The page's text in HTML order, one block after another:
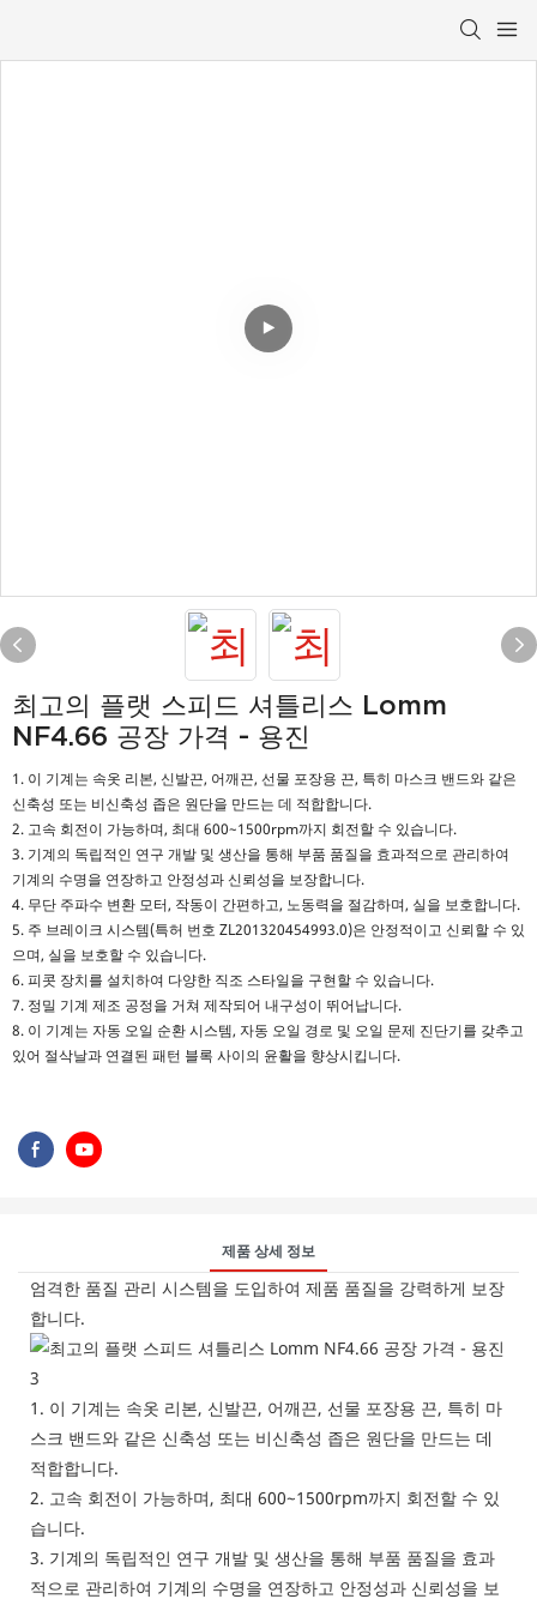
최고의 플랫 스피드 셔틀리스 Lomm
NF4.66 공장 가격 - 용진
1. 이 기계는 속옷 리본, 신발끈, 어깨끈, 선물 포장용 끈, 특히 마스크 밴드와 같은
신축성 또는 비신축성 좁은 원단을 만드는 데 적합합니다.
2. 고속 회전이 가능하며, 최대 600~1500rpm까지 회전할 수 있습니다.
3. 기계의 독립적인 연구 개발 및 생산을 통해 부품 품질을 효과적으로 관리하여
기계의 수명을 연장하고 안정성과 신뢰성을 보장합니다.
4. 무단 주파수 변환 모터, 작동이 간편하고, 노동력을 절감하며, 실을 보호합니다.
5. 주 브레이크 시스템(특허 번호 ZL201320454993.0)은 안정적이고 신뢰할 수 있
으며, 실을 보호할 수 있습니다.
6. 피콧 장치를 설치하여 다양한 직조 스타일을 구현할 수 있습니다.
7. 정밀 기계 제조 공정을 거쳐 제작되어 내구성이 뛰어납니다.
8. 이 기계는 자동 오일 순환 시스템, 자동 오일 경로 및 오일 문제 진단기를 갖추고
있어 절삭날과 연결된 패턴 블록 사이의 윤활을 향상시킵니다.
제품 상세 정보
엄격한 품질 관리 시스템을 도입하여 제품 품질을 강력하게 보장
합니다.
1. 이 기계는 속옷 리본, 신발끈, 어깨끈, 선물 포장용 끈, 특히 마
스크 밴드와 같은 신축성 또는 비신축성 좁은 원단을 만드는 데
적합합니다.
2. 고속 회전이 가능하며, 최대 600~1500rpm까지 회전할 수 있
습니다.
3. 기계의 독립적인 연구 개발 및 생산을 통해 부품 품질을 효과
적으로 관리하여 기계의 수명을 연장하고 안정성과 신뢰성을 보